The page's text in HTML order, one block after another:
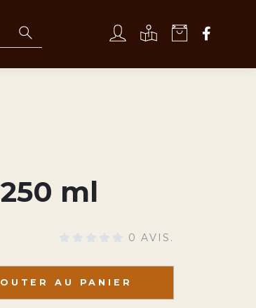
ml
0 AVIS.
AU PANIER